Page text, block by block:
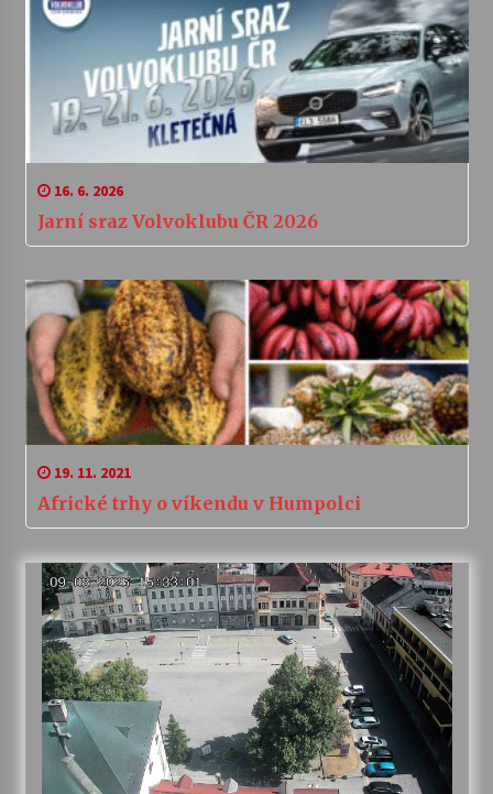
16. 6. 2026
Jarní sraz Volvoklubu ČR 2026
19. 11. 2021
Africké trhy o víkendu v Humpolci